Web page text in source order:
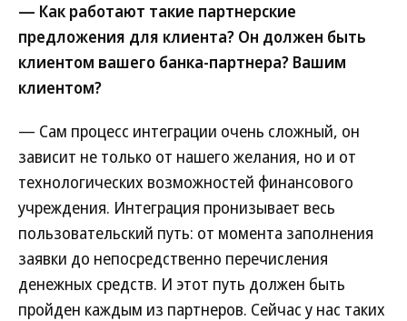
— Как работают такие партнерские
предложения для клиента? Он должен быть
клиентом вашего банка-партнера? Вашим
клиентом?
— Сам процесс интеграции очень сложный, он
зависит не только от нашего желания, но и от
технологических возможностей финансового
учреждения. Интеграция пронизывает весь
пользовательский путь: от момента заполнения
заявки до непосредственно перечисления
денежных средств. И этот путь должен быть
пройден каждым из партнеров. Сейчас у нас таких